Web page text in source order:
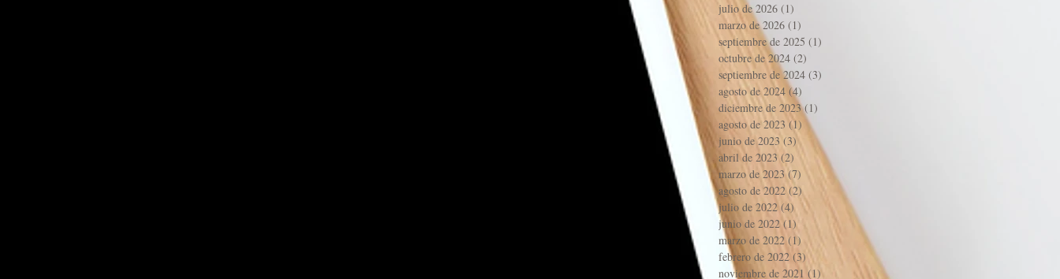
julio de 2026 (1)
marzo de 2026 (1)
septiembre de 2025 (1)
octubre de 2024 (2)
septiembre de 2024 (3)
agosto de 2024 (4)
diciembre de 2023 (1)
agosto de 2023 (1) 1 entrada
junio de 2023 (3)3 entradas
abril de 2023 (2) 2 entradas
marzo de 2023 (7) 7 entradas
agosto de 2022 (2) 2 entradas
julio de 2022 (4)4 entradas
junio de 2022 (1) 1 entrada
marzo de 2022 (1) 1 entrada
febrero de 2022 (3) 3 entradas
noviembre de 2021 (1)1 entrada